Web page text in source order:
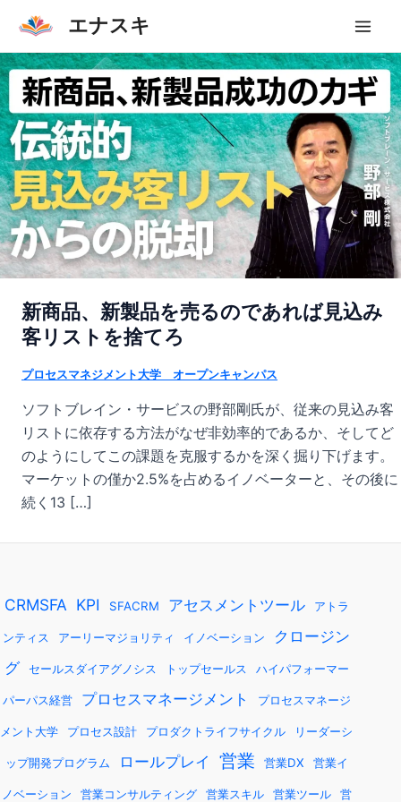
を
ス
キ
ッ
プ
エナスキ
新商品、新製品を売るのであれば見込み
客リストを捨てろ
プロセスマネジメント大学 オープンキャンパス
ソフトブレイン・サービスの野部剛氏が、従来の見込み客
リストに依存する方法がなぜ非効率的であるか、そしてど
のようにしてこの課題を克服するかを深く掘り下げます。
マーケットの僅か2.5%を占めるイノベーターと、その後に
続く13 […]
CRMSFA KPI SFACRM アセスメントツール アトラ
ンティス アーリーマジョリティ イノベーション
クロージン
グ
セールスダイアグノシス トップセールス ハイパフォーマー
パーパス経営 プロセスマネージメント プロセスマネージ
メント大学 プロセス設計 プロダクトライフサイクル リーダーシ
ップ開発プログラム ロールプレイ 営業 営業DX 営業イ
ノベーション 営業コンサルティング 営業スキル 営業ツール 営